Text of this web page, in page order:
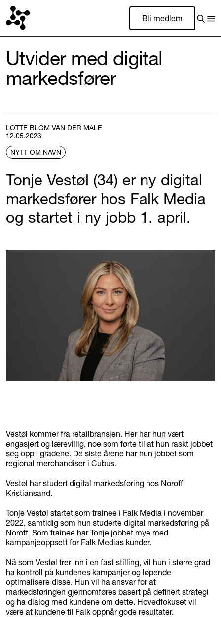
Bli medlem
Utvider med digital
markedsfører
LOTTE BLOM VAN DER MALE
12.05.2023
NYTT OM NAVN
Tonje Vestøl (34) er ny digital
markedsfører hos Falk Media
og startet i ny jobb 1. april.
Vestøl kommer fra retailbransjen. Her har hun vært
engasjert og lærevillig, noe som førte til at hun raskt jobbet
seg opp i gradene. De siste årene har hun jobbet som
regional merchandiser i Cubus.
Vestøl har studert digital markedsføring hos Noroff
Kristiansand.
Tonje Vestøl startet som trainee i Falk Media i november
2022, samtidig som hun studerte digital markedsføring på
Noroff. Som trainee har Tonje jobbet mye med
kampanjeoppsett for Falk Medias kunder.
Nå som Vestøl trer inn i en fast stilling, vil hun i større grad
ha kontroll på kundenes kampanjer og løpende
optimalisere disse. Hun vil ha ansvar for at
markedsføringen gjennomføres basert på definert strategi
og ha dialog med kundene om dette. Hovedfokuset vil
være at kundene til Falk oppnår gode resultater.